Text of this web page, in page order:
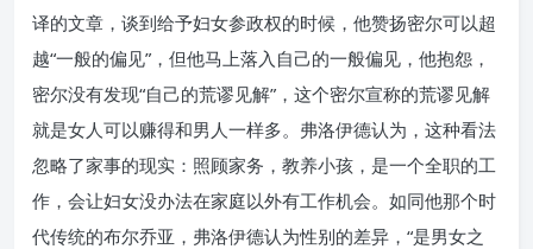
译的文章，谈到给予妇女参政权的时候，他赞扬密尔可以超
越“一般的偏见”，但他马上落入自己的一般偏见，他抱怨，
密尔没有发现“自己的荒谬见解”，这个密尔宣称的荒谬见解
就是女人可以赚得和男人一样多。弗洛伊德认为，这种看法
忽略了家事的现实：照顾家务，教养小孩，是一个全职的工
作，会让妇女没办法在家庭以外有工作机会。如同他那个时
代传统的布尔乔亚，弗洛伊德认为性别的差异，“是男女之